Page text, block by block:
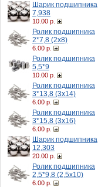
Шарик подшипника
7,938
10.00 р.
Ролик подшипника
2*7,8 (2х8)
6.00 р.
Ролик подшипника
5,5*9
10.00 р.
Ролик подшипника
3*13,8 (3х14)
6.00 р.
Ролик подшипника
3*15,8 (3х16)
6.00 р.
Шарик подшипника
12,303
20.00 р.
Ролик подшипника
2,5*9,8 (2,5х10)
6.00 р.